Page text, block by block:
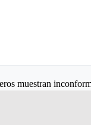
muestran